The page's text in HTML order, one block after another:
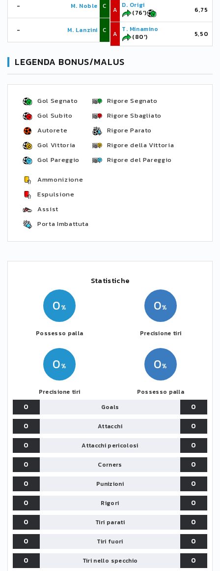
- M. Noble C
- M. Lanzini C
A
D. Origi
(76')
6,75
A
T. Minamino
(80')
5,50
LEGENDA BONUS/MALUS
Gol Segnato
Gol Subito
Autorete
Gol Vittoria
Gol Pareggio
Rigore Segnato
Rigore Sbagliato
Rigore Parato
Rigore della Vittoria
Rigore del Pareggio
Ammonizione
Espulsione
Assist
Porta Imbattuta
Statistiche
0
Possesso palla
0
Precisione tiri
0
Possesso palla
0
Precisione tiri
0 Goals
0
0
Attacchi
0
0
Attacchi pericolosi
0
0
Corners
0
0
Punizioni
0
0
Rigori
0
0
Tiri parati
0
0
Tiri fuori
0
0
Tiri nello specchio 0